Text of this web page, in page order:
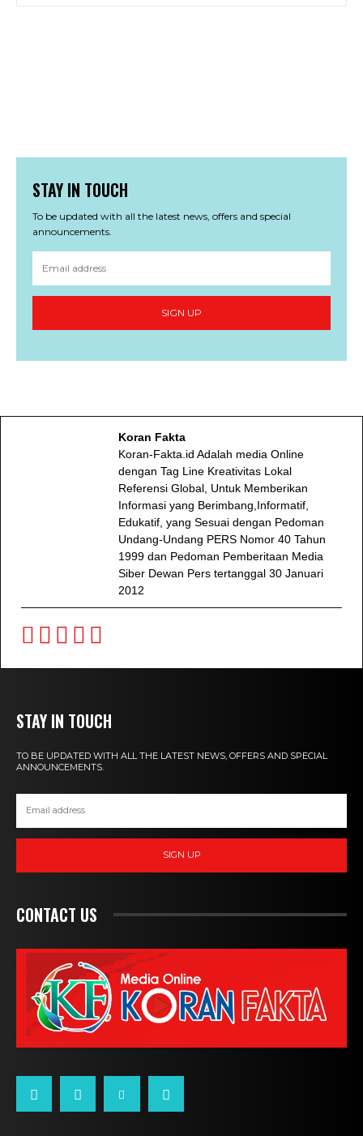
STAY IN TOUCH
To be updated with all the latest news, offers and special
announcements.
SIGN UP
Koran Fakta
Koran-Fakta.id Adalah media Online
dengan Tag Line Kreativitas Lokal
Referensi Global, Untuk Memberikan
Informasi yang Berimbang,Informatif,
Edukatif, yang Sesuai dengan Pedoman
Undang-Undang PERS Nomor 40 Tahun
1999 dan Pedoman Pemberitaan Media
Siber Dewan Pers tertanggal 30 Januari
2012
STAY IN TOUCH
TO BE UPDATED WITH ALL THE LATEST NEWS, OFFERS AND SPECIAL
ANNOUNCEMENTS.
SIGN UP
CONTACT US